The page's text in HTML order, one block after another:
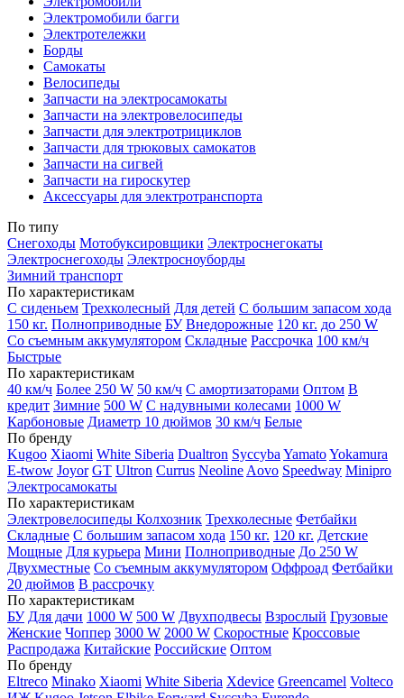
Электромобили багги
Электротележки
Борды
Самокаты
Велосипеды
Запчасти на электросамокаты
Запчасти на электровелосипеды
Запчасти для электротрициклов
Запчасти для трюковых самокатов
Запчасти на сигвей
Запчасти на гироскутер
Аксессуары для электротранспорта
По типу
Снегоходы Мотобуксировщики Электроснегокаты
Электроснегоходы Электросноуборды
Зимний транспорт
По характеристикам
С сиденьем Трехколесный Для детей С большим запасом хода
150 кг. Полноприводные БУ Внедорожные 120 кг. до 250 W
Со съемным аккумулятором Складные Рассрочка 100 км/ч
Быстрые
По характеристикам
40 км/ч Более 250 W 50 км/ч С амортизаторами Оптом В
кредит Зимние 500 W С надувными колесами 1000 W
Карбоновые Диаметр 10 дюймов 30 км/ч Белые
По бренду
Kugoo Xiaomi White Siberia Dualtron Syccyba YamatoYokamura
E-twow Joyor GT Ultron Currus Neoline Aovo Speedway Minipro
Электросамокаты
По характеристикам
Электровелосипеды Колхозник Трехколесные Фетбайки
Складные С большим запасом хода 150 кг. 120 кг. Детские
Мощные Для курьера Мини Полноприводные До 250 W
Двухместные Со съемным аккумулятором Оффроад Фетбайки
20 дюймов В рассрочку
По характеристикам
БУ Для дачи 1000 W 500 W Двухподвесы Взрослый Грузовые
Женские Чоппер 3000 W 2000 W Скоростные Кроссовые
Распродажа Китайские Российские Оптом
По бренду
Eltreco Minako Xiaomi White Siberia Xdevice Greencamel Volteco